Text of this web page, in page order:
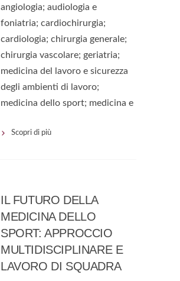
angiologia; audiologia e
foniatria; cardiochirurgia;
cardiologia; chirurgia generale;
chirurgia vascolare; geriatria;
medicina del lavoro e sicurezza
degli ambienti di lavoro;
medicina dello sport; medicina e
Scopri di più
IL FUTURO DELLA
MEDICINA DELLO
SPORT: APPROCCIO
MULTIDISCIPLINARE E
LAVORO DI SQUADRA